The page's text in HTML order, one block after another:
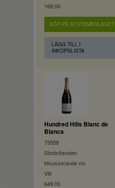
169.00
KÖP PÅ SYSTEMBOLAGET
LÄGG TILL I
INKÖPSLISTA
Hundred Hills Blanc de
Blancs
75558
Storbritannien
Mousserande vin
Vitt
649.00